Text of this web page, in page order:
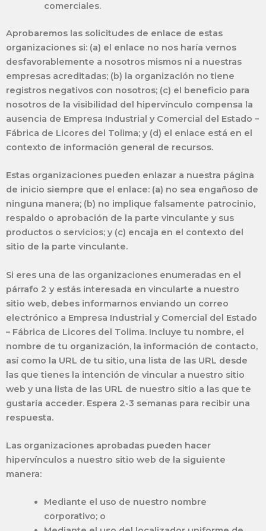
comerciales.
Aprobaremos las solicitudes de enlace de estas
organizaciones si: (a) el enlace no nos haría vernos
desfavorablemente a nosotros mismos ni a nuestras
empresas acreditadas; (b) la organización no tiene
registros negativos con nosotros; (c) el beneficio para
nosotros de la visibilidad del hipervínculo compensa la
ausencia de Empresa Industrial y Comercial del Estado –
Fábrica de Licores del Tolima; y (d) el enlace está en el
contexto de información general de recursos.
Estas organizaciones pueden enlazar a nuestra página
de inicio siempre que el enlace: (a) no sea engañoso de
ninguna manera; (b) no implique falsamente patrocinio,
respaldo o aprobación de la parte vinculante y sus
productos o servicios; y (c) encaja en el contexto del
sitio de la parte vinculante.
Si eres una de las organizaciones enumeradas en el
párrafo 2 y estás interesada en vincularte a nuestro
sitio web, debes informarnos enviando un correo
electrónico a Empresa Industrial y Comercial del Estado
– Fábrica de Licores del Tolima. Incluye tu nombre, el
nombre de tu organización, la información de contacto,
así como la URL de tu sitio, una lista de las URL desde
las que tienes la intención de vincular a nuestro sitio
web y una lista de las URL de nuestro sitio a las que te
gustaría acceder. Espera 2-3 semanas para recibir una
respuesta.
Las organizaciones aprobadas pueden hacer
hipervínculos a nuestro sitio web de la siguiente
manera:
Mediante el uso de nuestro nombre
corporativo; o